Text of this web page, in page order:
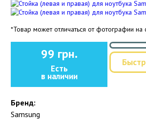
*Товар может отличаться от фотографии на
99 грн.
Есть
в наличии
Бренд:
Samsung